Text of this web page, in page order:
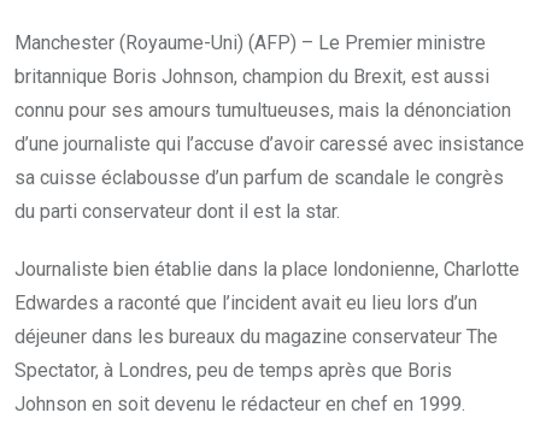
Manchester (Royaume-Uni) (AFP) – Le Premier ministre
britannique Boris Johnson, champion du Brexit, est aussi
connu pour ses amours tumultueuses, mais la dénonciation
d’une journaliste qui l’accuse d’avoir caressé avec insistance
sa cuisse éclabousse d’un parfum de scandale le congrès
du parti conservateur dont il est la star.
Journaliste bien établie dans la place londonienne, Charlotte
Edwardes a raconté que l’incident avait eu lieu lors d’un
déjeuner dans les bureaux du magazine conservateur The
Spectator, à Londres, peu de temps après que Boris
Johnson en soit devenu le rédacteur en chef en 1999.